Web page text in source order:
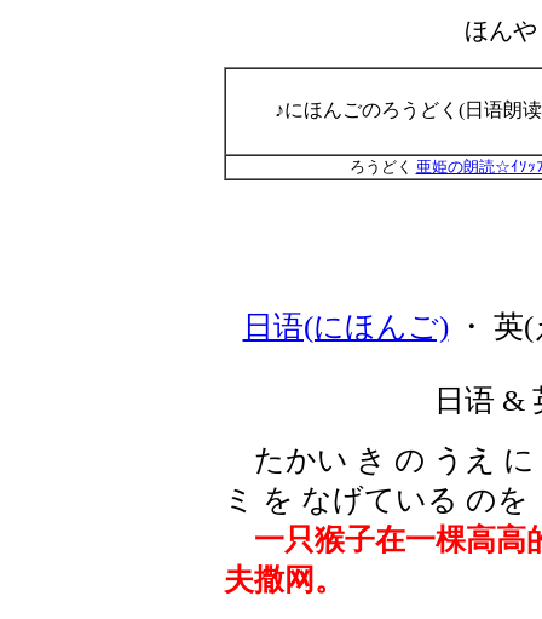
ほん
♪にほんごのろうどく(日语朗
ろうどく 亜姫の朗読☆ｲｿｯ
日语(にほんご)・ 英(
日语 &
たかい き の うえ に
ミ を なげている の
一只猴子在一棵高高
夫撒网。